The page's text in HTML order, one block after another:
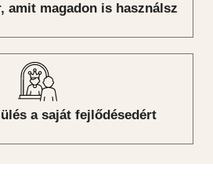
amit magadon is használsz
a saját fejlődésedért